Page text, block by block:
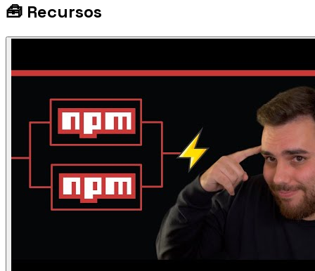
🧰 Recursos